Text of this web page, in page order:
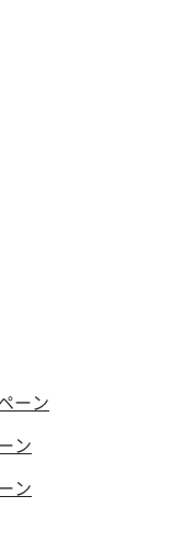
ーン
ン
ン